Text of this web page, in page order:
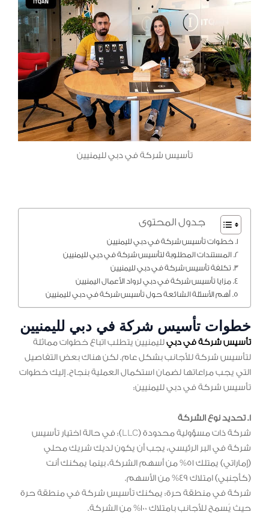
تأسيس شركة في دبي لليمنيين
جدول المحتوى
خطوات تأسيس شركة في دبي لليمنيين
المستندات المطلوبة لتأسيس شركة في دبي لليمنيين
تكلفة تأسيس شركة في دبي لليمنيين
مزايا تأسيس شركة في دبي لرواد الأعمال اليمنيين
أهم الأسئلة الشائعة حول تأسيس شركة في دبي لليمنيين
خطوات تأسيس شركة في دبي لليمنيين
تأسيس شركة في دبيلليمنيين يتطلب اتباع خطوات مماثلة
لتأسيس شركة للأجانب بشكل عام. لكن هناك بعض التفاصيل
التي يجب مراعاتها لضمان استكمال العملية بنجاح. إليك خطوات
تأسيس شركة في دبي لليمنيين:
1. تحديد نوع الشركة
شركة ذات مسؤولية محدودة (LLC): في حالة اختيار تأسيس
شركة في البر الرئيسي، يجب أن يكون لديك شريك محلي
(إماراتي) يمتلك 51% من أسهم الشركة، بينما يمكنك أنت
(كأجنبي) امتلاك 49% من الأسهم.
شركة في منطقة حرة: يمكنك تأسيس شركة في منطقة حرة
حيث يُسمح للأجانب بامتلاك 100% من الشركة.